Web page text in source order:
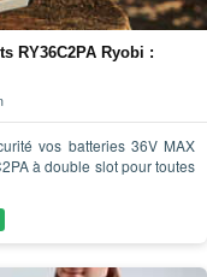
RY36C2PA Ryobi :
vos batteries 36V MAX
à double slot pour toutes